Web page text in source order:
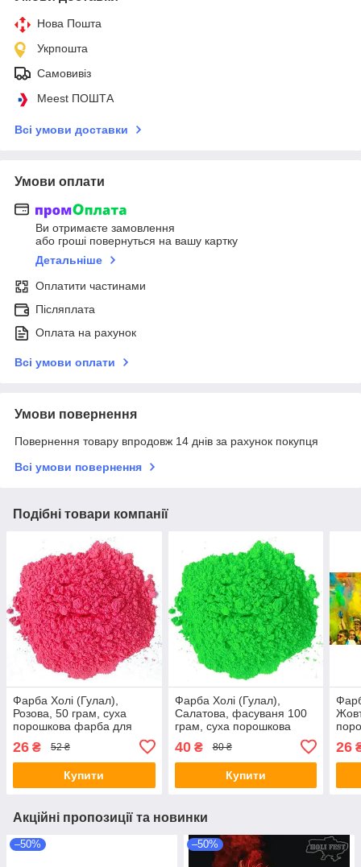
Нова Пошта
Укрпошта
Самовивіз
Meest ПОШТА
Всі умови доставки
Умови оплати
Ви отримаєте замовлення
або гроші повернуться на вашу картку
Детальніше
Оплатити частинами
Післяплата
Оплата на рахунок
Всі умови оплати
Умови повернення
Повернення товару впродовж 14 днів за рахунок покупця
Всі умови повернення
Подібні товари компанії
Фарба Холі (Гулал),
Розова, 50 грам, суха
порошкова фарба для
фестивалів, флешмобів,
Фарби холі
26 ₴ 52 ₴
Купити
Фарба Холі (Гулал),
Салатова, фасуваня 100
грам, суха порошкова
Фарби холі
40₴ 80 ₴
Купити
26
Акційні пропозиції та новинки
–50% –50%